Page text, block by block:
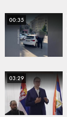
00:35
03:29